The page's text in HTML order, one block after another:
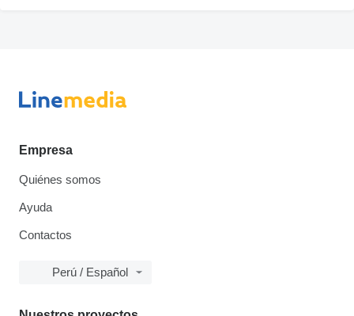
Empresa
Quiénes somos
Ayuda
Contactos
Perú / Español